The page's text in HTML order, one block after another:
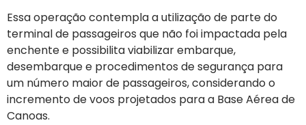
Essa operação contempla a utilização de parte do
terminal de passageiros que não foi impactada pela
enchente e possibilita viabilizar embarque,
desembarque e procedimentos de segurança para
um número maior de passageiros, considerando o
incremento de voos projetados para a Base Aérea de
Canoas.